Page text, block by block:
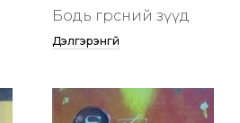
Бодь гөрөөсний зүүд
Дэлгэрэнгүй